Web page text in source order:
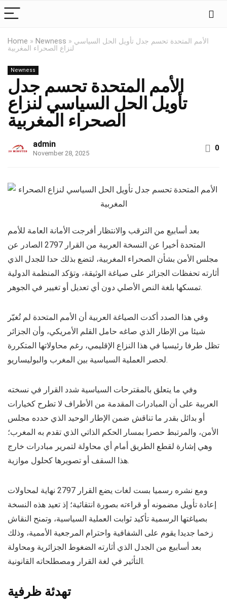
Home » Newness » الأمم المتحدة تحسم جدل تأويل الحل السياسي
لنزاع الصحراء المغربية
Newness
الأمم المتحدة تحسم جدل
تأويل الحل السياسي لنزاع
الصحراء المغربية
admin
November 28, 2025
0
بعد أسابيع من الترقب والانتظار أفرجت الأمانة العامة للأمم
المتحدة أخيرا عن النسخة العربية من القرار 2797 الصادر عن
مجلس الأمن بشأن الصحراء المغربية، لتضع بذلك حدا للجدل الذي
أثارته تحفظات الجزائر على صياغة الوثيقة، وتؤكد المنظمة الدولية
تمسكها بلغة النص الأصلي دون أي تعديل أو تغيير في الجوهر.
وفي هذا الصدد أكدت الصياغة العربية أن الأمم المتحدة لم تُغيّر
شيئا من الإطار الذي صاغه حامل القلم الأمريكي، وأن الجزائر
تظل طرفا رئيسيا في هذا النزاع الإقليمي، رغم محاولاتها المتكررة
لحصر العملية السياسية بين المغرب والبوليساريو.
وفي ما يتعلق بالمقترحات السياسية شدد القرار في نسخته
العربية على أن المبادرات المقدمة من الأطراف لا تطرح كخيارات
أو بدائل بقدر ما تناقش ضمن الإطار الوحيد الذي حدده مجلس
الأمن، والمرتبط حصرا بمسار الحكم الذاتي الذي تقدم به المغرب؛
وهي إشارة لقطع الطريق أمام أي محاولة لتمرير مبادرات خارج
هذا السقف أو تصويرها كحلول موازية.
ومع نشره رسميا بست لغات يضع القرار 2797 نهاية لمحاولات
إعادة تأويل مضمونه أو قراءته بصورة انتقائية؛ إذ تعيد هذه النسخة
بصياغتها الرسمية تأكيد ثوابت العملية السياسية، وتمنح النقاش
زخما جديدا يقوم على الشفافية واحترام المرجعية الأممية، وذلك
بعد أسابيع من الجدل الذي أثارته الضغوط الجزائرية ومحاولة
التأثير في لغة القرار ومصطلحاته القانونية.
تهدئة ظرفية